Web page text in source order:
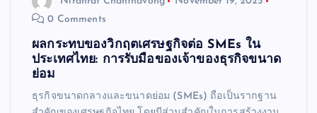
0 Comments
ผลกระทบของวิกฤตเศรษฐกิจต่อ SMEs ใน
ประเทศไทย: การรับมือของเจ้าของธุรกิจขนาด
ย่อม
ธุรกิจขนาดกลางและขนาดย่อม (SMEs) ถือเป็นรากฐาน